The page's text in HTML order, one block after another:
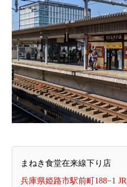
まねき食堂在来線下り店
兵庫県姫路市駅前町188−1